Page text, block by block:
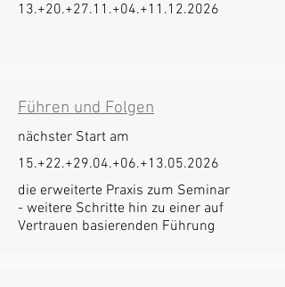
13.+20.+27.11.+04.+11.12.2026
Führen und Folgen
nächster Start am
15.+22.+29.04.+06.+13.05.2026
die erweiterte Praxis zum Seminar
- weitere Schritte hin zu einer auf
Vertrauen basierenden Führung